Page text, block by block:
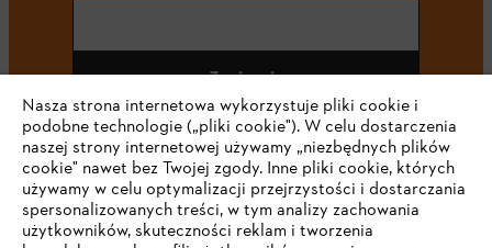
Zapisz się
#STIHL
Nasza strona internetowa wykorzystuje pliki cookie i
podobne technologie („pliki cookie"). W celu dostarczenia
naszej strony internetowej używamy „niezbędnych plików
cookie" nawet bez Twojej zgody. Inne pliki cookie, których
używamy w celu optymalizacji przejrzystości i dostarczania
spersonalizowanych treści, w tym analizy zachowania
użytkowników, skuteczności reklam i tworzenia